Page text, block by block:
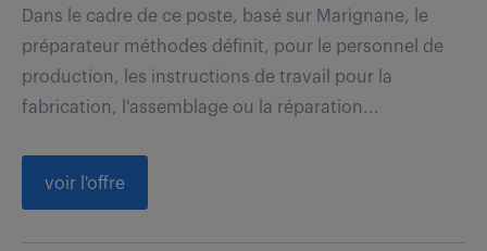
Dans le cadre de ce poste, basé sur Marignane, le
préparateur méthodes définit, pour le personnel de
production, les instructions de travail pour la
fabrication, l'assemblage ou la réparation...
voir l'offre